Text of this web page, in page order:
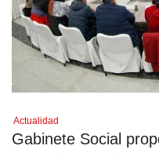
Actualidad
Gabinete Social